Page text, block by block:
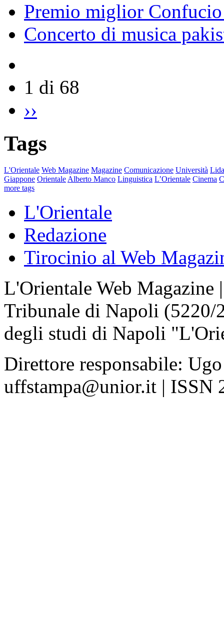
Premio miglior
Concerto di musica
1 di 68
››
Tags
L'Orientale Web Magazine Magazine Comunicazione Università
Giappone Orientale Alberto Manco Linguistica L’Orientale Cinema
more tags
L'Orientale
Redazione
Tirocinio al Web
L'Orientale Web Magazine
Tribunale di Napoli
degli studi di Napoli
Direttore responsabile:
uffstampa@unior.it | ISSN